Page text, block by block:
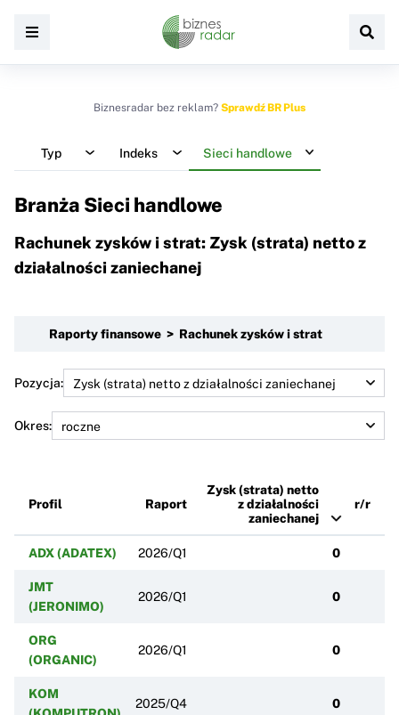
Biznesradar bez reklam? Sprawdź BR Plus
Typ Indeks Sieci handlowe
Branża Sieci handlowe
Rachunek zysków i strat: Zysk (strata) netto z
działalności zaniechanej
Raporty finansowe > Rachunek zysków i strat
Pozycja:
Okres:
Profil Raport
Zysk (strata) netto
z działalności
zaniechanej
r/r
ADX (ADATEX) 2026/Q1 0
JMT
(JERONIMO)
2026/Q1 0
ORG
(ORGANIC)
2026/Q1 0
KOM
2025/Q4 0